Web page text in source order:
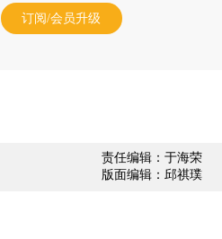
订阅/会员升级
责任编辑：于海荣
版面编辑：邱祺璞